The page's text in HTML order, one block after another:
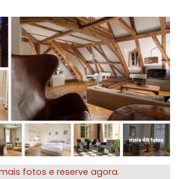
fotos e reserve agora.